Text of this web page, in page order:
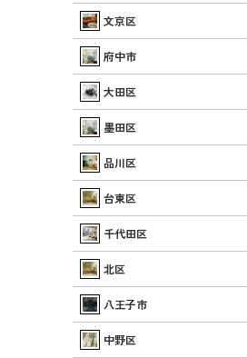
文京区
府中市
大田区
墨田区
品川区
台東区
千代田区
北区
八王子市
中野区